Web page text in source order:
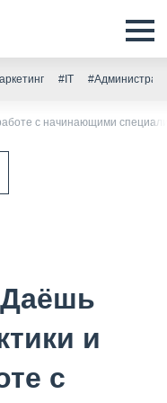
#IT
с начинающими
и
с